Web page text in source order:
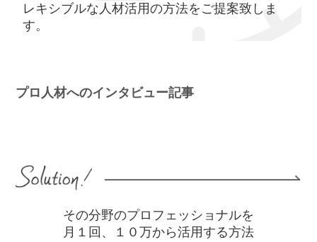
レキシブルな人材活用の方法をご提案致しま
す。
プロ人材へのインタビュー記事
その分野のプロフェッショナルを
月１回、１０万から活用する方法